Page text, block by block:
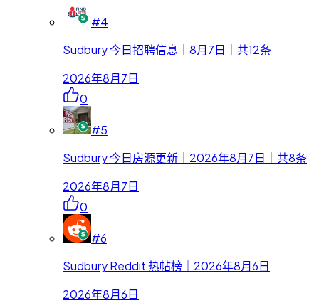
#4
Sudbury 今日招聘信息｜8月7日｜共12条
2026年8月7日
0
#5
Sudbury 今日房源更新｜2026年8月7日｜共8条
2026年8月7日
0
#6
Sudbury Reddit 热帖榜｜2026年8月6日
2026年8月6日